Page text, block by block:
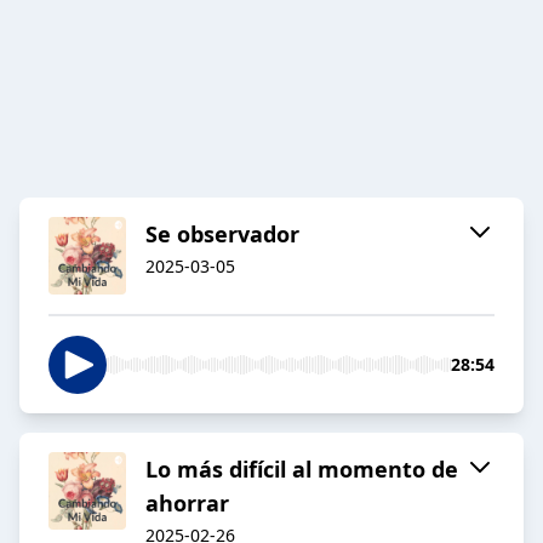
Se observador
2025-03-05
28:54
Lo más difícil al momento de
ahorrar
2025-02-26